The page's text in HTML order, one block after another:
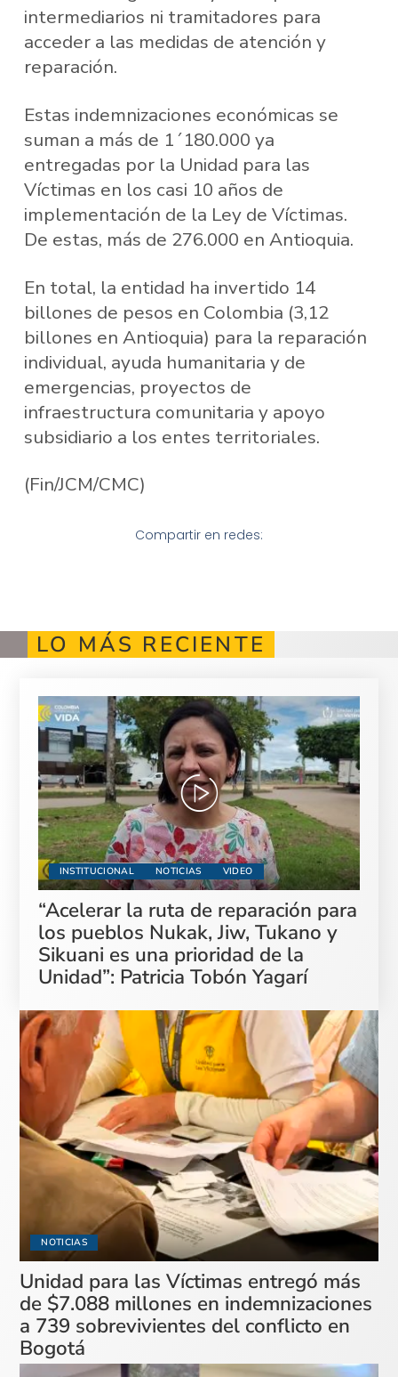
intermediarios ni tramitadores para
acceder a las medidas de atención y
reparación.
Estas indemnizaciones económicas se
suman a más de 1´180.000 ya
entregadas por la Unidad para las
Víctimas en los casi 10 años de
implementación de la Ley de Víctimas.
De estas, más de 276.000 en Antioquia.
En total, la entidad ha invertido 14
billones de pesos en Colombia (3,12
billones en Antioquia) para la reparación
individual, ayuda humanitaria y de
emergencias, proyectos de
infraestructura comunitaria y apoyo
subsidiario a los entes territoriales.
(Fin/JCM/CMC)
Compartir en redes:
LO MÁS RECIENTE
INSTITUCIONAL NOTICIAS VIDEO
“Acelerar la ruta de reparación para
los pueblos Nukak, Jiw, Tukano y
Sikuani es una prioridad de la
Unidad”: Patricia Tobón Yagarí
NOTICIAS
Unidad para las Víctimas entregó más
de $7.088 millones en indemnizaciones
a 739 sobrevivientes del conflicto en
Bogotá